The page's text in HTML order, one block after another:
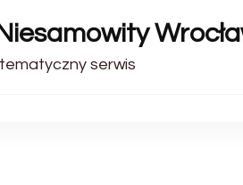
serwis